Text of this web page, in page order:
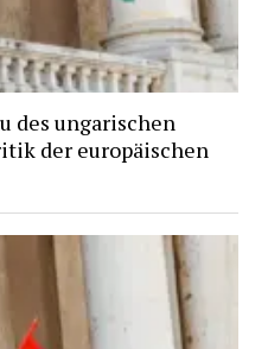
des ungarischen
der europäischen